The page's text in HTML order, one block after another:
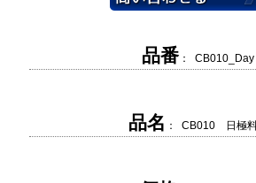
品番 ： CB010_Day
品名 ： CB010 日極